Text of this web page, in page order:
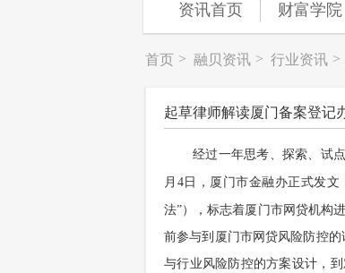
资讯首页 财富学院
首页 > 融贝资讯 > 行业资讯 >
起草律师解读厦门备案登记
经过一年思考、探索、试
月4日，厦门市金融办正式发文
法”），标志着厦门市网贷机构
前参与到厦门市网贷风险防控
与行业风险防控的方案设计，